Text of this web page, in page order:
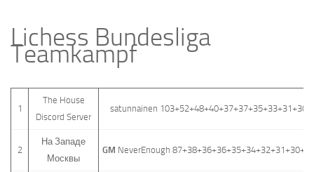
Lichess Bundesliga
Teamkampf
1
The House
Discord Server
satunnainen
2
На Западе
Москвы
GM NeverEnough